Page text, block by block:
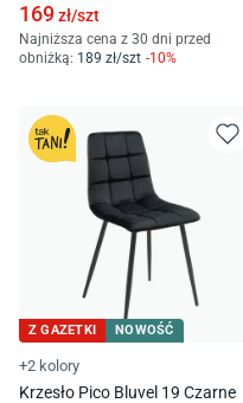
169zł/szt
Najniższa cena z 30 dni przed
obniżką: 189 zł/szt -10%
Z GAZETKI NOWOŚĆ
+2 kolory
Krzesło Pico Bluvel 19 Czarne